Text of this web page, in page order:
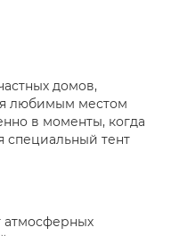
домов,
любимым местом
в моменты, когда
специальный тент
атмосферных